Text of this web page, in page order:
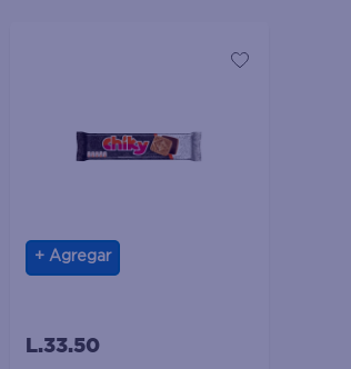
Agregar
L.33.50